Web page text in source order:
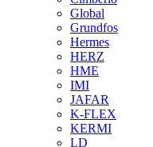
Global
Grundfos
Hermes
HERZ
HME
IMI
JAFAR
K-FLEX
KERMI
LD